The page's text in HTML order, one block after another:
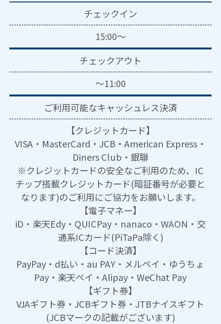
チェックイン
15:00～
チェックアウト
～11:00
ご利用可能なキャッシュレス決済
【クレジットカード】
VISA・MasterCard・JCB・American Express・
Diners Club・銀聯
※クレジットカードの安全なご利用のため、IC
チップ搭載クレジットカード(暗証番号が必要と
なります)のご利用にご協力をお願いします。
【電子マネー】
iD・楽天Edy・QUICPay・nanaco・WAON・交
通系ICカード(PiTaPa除く)
【コード決済】
PayPay・d払い・au PAY・メルペイ・ゆうちょ
Pay・楽天ペイ・Alipay・WeChat Pay
【ギフト券】
VJAギフト券・JCBギフト券・JTBナイスギフト
(JCBマークの記載がございます)